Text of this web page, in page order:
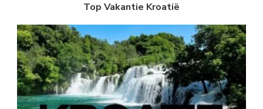
Top Vakantie Kroatië